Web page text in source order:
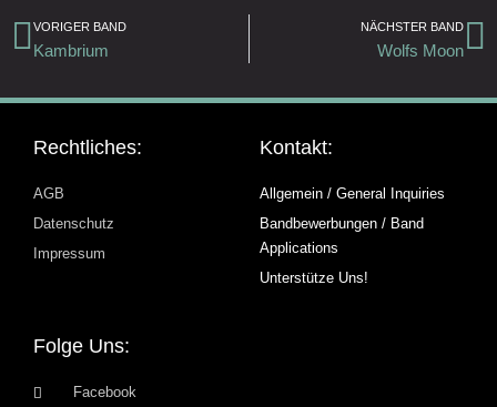
Zurück
VORIGER BAND
Kambrium
NÄCHSTER BAND
Wolfs Moon
Rechtliches:
AGB
Datenschutz
Impressum
Kontakt:
Allgemein / General Inquiries
Bandbewerbungen / Band
Applications
Unterstütze Uns!
Folge Uns:
Facebook